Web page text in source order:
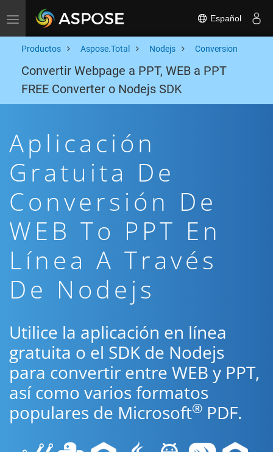
Toggle navigation Español
Productos Aspose.Total Nodejs Conversion
Convertir Webpage a PPT, WEB a PPT
FREE Converter o Nodejs SDK
Aplicación
Gratuita De
Conversión De
WEB To PPT En
Línea A Través
De Nodejs
Utilice la aplicación en línea
gratuita o el SDK de Nodejs
para convertir entre WEB y PPT,
así como varios formatos
populares de Microsoft® PDF.